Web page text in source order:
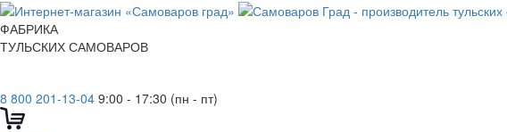
ФАБРИКА
ТУЛЬСКИХ САМОВАРОВ
8 800 201-13-04 9:00 - 17:30 (пн - пт)